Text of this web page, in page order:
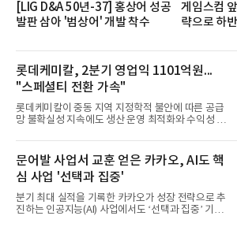
[LIG D&A 50년-37] 홍상어 성공
발판 삼아 '범상어' 개발 착수
게임스컴
략으로 하
롯데케미칼, 2분기 영업익 1101억원...
"스페셜티 전환 가속"
롯데케미칼이 중동 지역 지정학적 불안에 따른 공급
망 불확실성 지속에도 생산 운영 최적화와 수익성 중
어갔다.롯데케미칼이 2026년 2분기 연결 기준 매출
액 5조6864억원, 영업이익 1101억원을 기록했다고 7
일 밝혔다. 사업별로는 기초화학 부문(롯데케미칼 기
초소재사업·LC타이탄·LC USA·롯데대산석화)이 매
출 3조9403억원, 영업이익 23억원을 기록했다. 정기
보수 영향과 원료 가격 변동에 따른 래깅 효과로 전분
기 대비 수익성은 둔화됐지만 흑자 전환 흐름을 유지
문어발 사업서 교훈 얻은 카카오, AI도 핵
심 사업 '선택과 집중'
분기 최대 실적을 기록한 카카오가 성장 전략으로 추
진하는 인공지능(AI) 사업에서도 ‘선택과 집중’ 기조